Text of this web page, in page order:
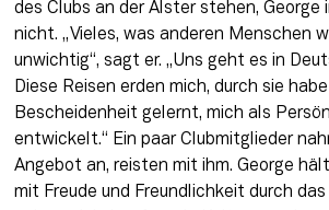
des Clubs an der Alster stehen, George
nicht. „Vieles, was anderen Menschen
unwichtig“, sagt er. „Uns geht es in
Diese Reisen erden mich, durch sie
Bescheidenheit gelernt, mich als
entwickelt.“ Ein paar Clubmitglieder
Angebot an, reisten mit ihm. George
mit Freude und Freundlichkeit durch